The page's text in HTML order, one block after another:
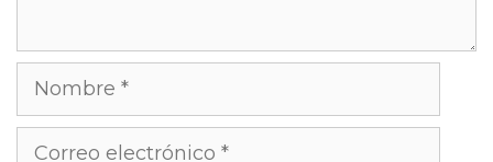
Nombre
Correo